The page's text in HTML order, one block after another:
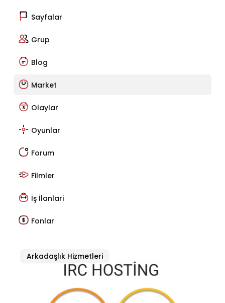
Sayfalar
Grup
Blog
Market
Olaylar
Oyunlar
Forum
Filmler
İş İlanlari
Fonlar
Arkadaşlık Hizmetleri